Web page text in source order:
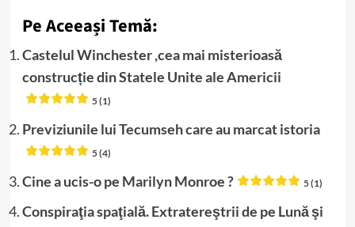
Pe Aceeași Temă:
Castelul Winchester ,cea mai misterioasă
construcție din Statele Unite ale Americii
5 (1)
Previziunile lui Tecumseh care au marcat istoria
5 (4)
Cine a ucis-o pe Marilyn Monroe ? 5 (1)
Conspiraţia spaţială. Extratereştrii de pe Lună şi